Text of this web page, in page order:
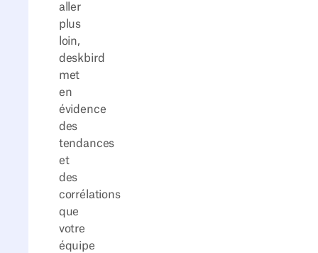
aller
plus
loin,
deskbird
met
en
évidence
des
tendances
et
des
corrélations
que
votre
équipe